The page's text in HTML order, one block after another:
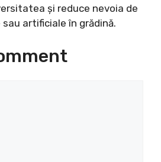
și reduce nevoia de
artificiale în grădină.